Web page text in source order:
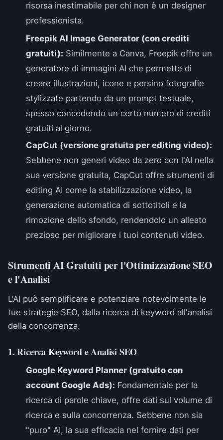
risorsa inestimabile per chi non è un designer
professionista.
Freepik AI Image Generator (con crediti
gratuiti): Similmente a Canva, Freepik offre un
generatore di immagini AI che permette di
creare illustrazioni, icone e persino fotografie
stylizzate partendo da un prompt testuale,
spesso concedendo un certo numero di crediti
gratuiti al giorno.
CapCut (versione gratuita per editing video):
Sebbene non generi video da zero con l'AI nella
sua versione gratuita, CapCut offre strumenti di
editing AI come la stabilizzazione video, la
generazione automatica di sottotitoli e la
rimozione dello sfondo, rendendolo un alleato
prezioso per migliorare i tuoi contenuti video.
Strumenti AI Gratuiti per l'Ottimizzazione SEO
e l'Analisi
L'AI può semplificare e potenziare notevolmente le
tue strategie SEO, dalla ricerca di keyword all'analisi
della concorrenza.
1. Ricerca Keyword e Analisi SEO
Google Keyword Planner (gratuito con
account Google Ads): Fondamentale per la
ricerca di parole chiave, offre dati sul volume di
ricerca e sulla concorrenza. Sebbene non sia
"puro" AI, la sua efficacia nel fornire dati per